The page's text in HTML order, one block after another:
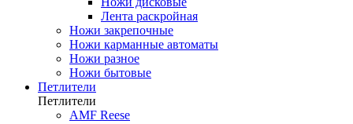
Лента раскройная
Ножи закрепочные
Ножи карманные автоматы
Ножи разное
Ножи бытовые
Петлители
Петлители
AMF Reese